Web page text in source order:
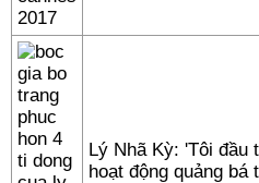
Lý Nhã Kỳ: 'Tôi đầu
hoạt động quảng bá